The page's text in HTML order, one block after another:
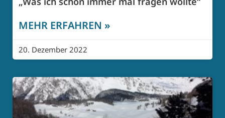
MEHR ERFAHREN »
20. Dezember 2022